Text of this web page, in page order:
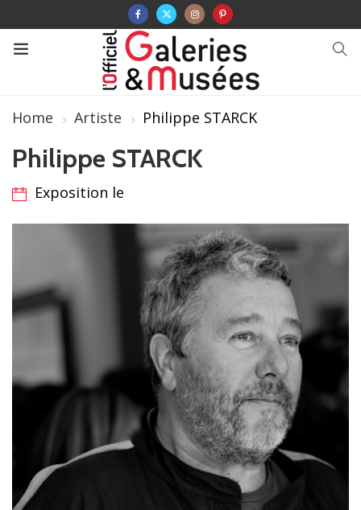
Home Artiste Philippe STARCK
Philippe STARCK
Exposition le